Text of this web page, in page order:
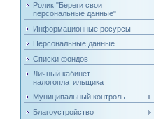
Ролик "Береги свои
персональные данные"
Информационные ресурсы
Персональные данные
Списки фондов
Личный кабинет
налогоплатильщика
Муниципальный контроль
Благоустройство